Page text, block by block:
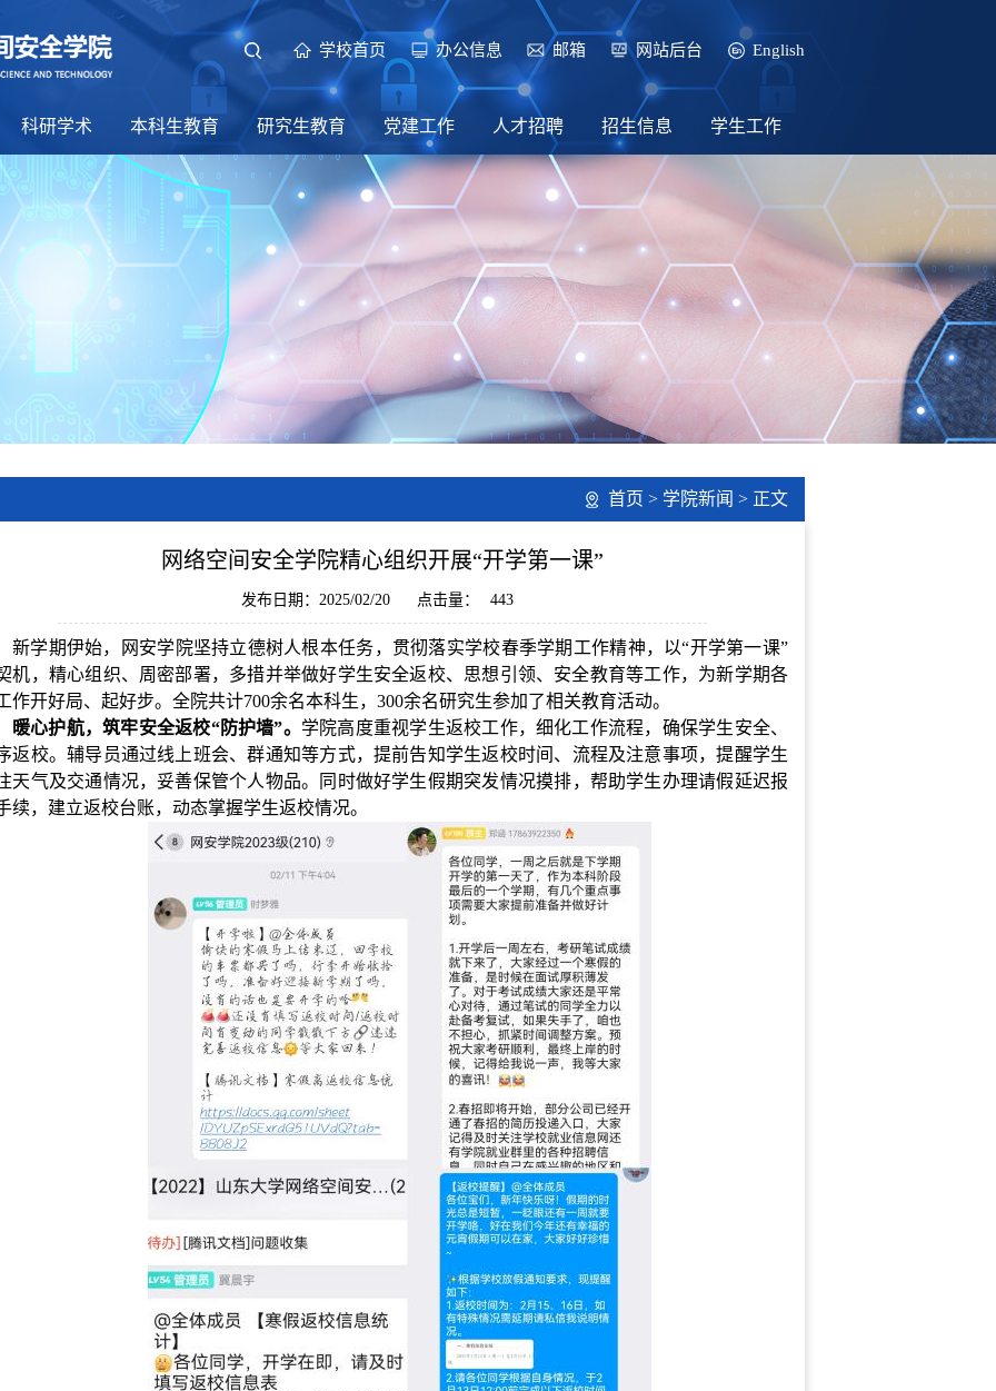
学校首页 办公信息 邮箱 网站后台 English
科研学术 本科生教育 研究生教育 党建工作 人才招聘 招生信息 学生工作
首页 > 学院新闻 > 正文
网络空间安全学院精心组织开展“开学第一课”
发布日期：2025/02/20 点击量： 443
新学期伊始， 网安学院坚持立德树人根本任务， 贯彻落实学校春季学期工作精神， 以“开学第一课”
机，精心组织、周密部署，多措并举做好学生安全返校、思想引领、安全教育等工作，为新学期各
作开好局、起好步。 全院共计700余名本科生，300余名研究生参加了相关教育活动。
暖心护航，筑牢安全返校“防护墙”。 学院高度重视学生返校工作，细化工作流程，确保学生安全、
返校。辅导员通过线上班会、群通知等方式，提前告知学生返校时间、流程及注意事项，提醒学生
天气及交通情况，妥善保管个人物品。同时做好学生假期突发情况摸排， 帮助学生办理请假延迟报
续， 建立返校台账， 动态掌握学生返校情况。